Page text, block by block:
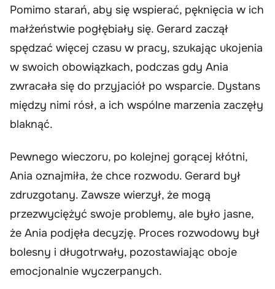
Pomimo starań, aby się wspierać, pęknięcia w ich
małżeństwie pogłębiały się. Gerard zaczął
spędzać więcej czasu w pracy, szukając ukojenia
w swoich obowiązkach, podczas gdy Ania
zwracała się do przyjaciół po wsparcie. Dystans
między nimi rósł, a ich wspólne marzenia zaczęły
blaknąć.
Pewnego wieczoru, po kolejnej gorącej kłótni,
Ania oznajmiła, że chce rozwodu. Gerard był
zdruzgotany. Zawsze wierzył, że mogą
przezwyciężyć swoje problemy, ale było jasne,
że Ania podjęła decyzję. Proces rozwodowy był
bolesny i długotrwały, pozostawiając oboje
emocjonalnie wyczerpanych.